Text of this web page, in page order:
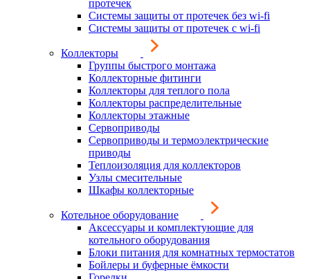
протечек
Системы защиты от протечек без wi-fi
Системы защиты от протечек с wi-fi
Коллекторы
Группы быстрого монтажа
Коллекторные фитинги
Коллекторы для теплого пола
Коллекторы распределительные
Коллекторы этажные
Сервоприводы
Сервоприводы и термоэлектрические
приводы
Теплоизоляция для коллекторов
Узлы смесительные
Шкафы коллекторные
Котельное оборудование
Аксессуары и комплектующие для
котельного оборудования
Блоки питания для комнатных термостатов
Бойлеры и буферные ёмкости